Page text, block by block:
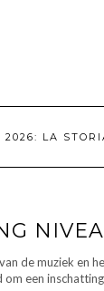
2026: LA
de muziek en
om een